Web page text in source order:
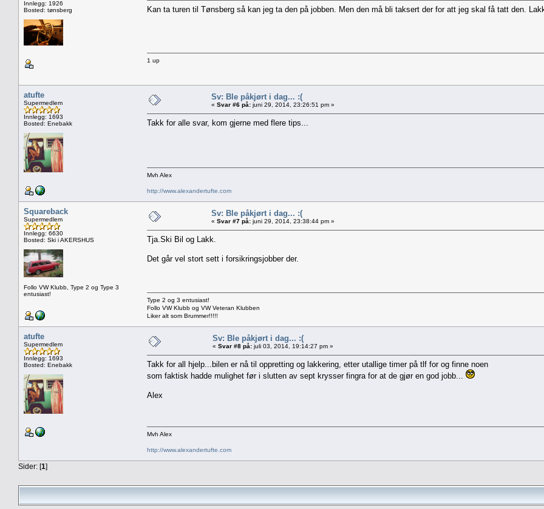
Innlegg: 1926
Bosted: tønsberg
Kan ta turen til Tønsberg så kan jeg ta den på jobben. Men den må bli taksert der for att jeg skal få tatt den.
1 up
atufte
Supermedlem
Innlegg: 1693
Bosted: Enebakk
Sv: Ble påkjørt i dag... :(
« Svar #6 på: juni 29, 2014, 23:26:51 pm »
Takk for alle svar, kom gjerne med flere tips...
Mvh Alex
http://www.alexandertufte.com
Squareback
Supermedlem
Innlegg: 6630
Bosted: Ski i AKERSHUS
Follo VW Klubb, Type 2 og Type 3
entusiast!
Sv: Ble påkjørt i dag... :(
« Svar #7 på: juni 29, 2014, 23:38:44 pm »
Tja.Ski Bil og Lakk.
Det går vel stort sett i forsikringsjobber der.
Type 2 og 3 entusiast!
Follo VW Klubb og VW Veteran Klubben
Liker alt som Brummer!!!!!
atufte
Supermedlem
Innlegg: 1693
Bosted: Enebakk
Sv: Ble påkjørt i dag... :(
« Svar #8 på: juli 03, 2014, 19:14:27 pm »
Takk for all hjelp...bilen er nå til oppretting og lakkering, etter utallige timer på tlf for og finne noen
som faktisk hadde mulighet før i slutten av sept krysser fingra for at de gjør en god jobb...
Alex
Mvh Alex
http://www.alexandertufte.com
Sider: [1]